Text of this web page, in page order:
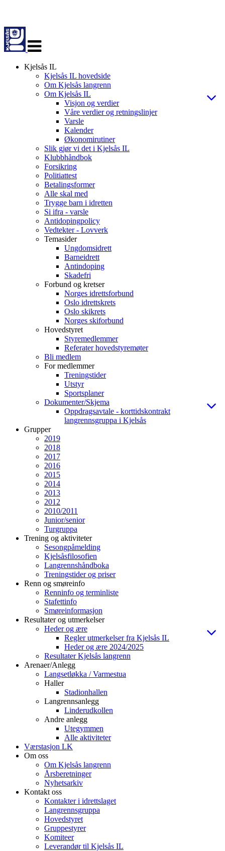
navigasjon
Kjelsås IL
Kjelsås IL hovedside
Om Kjelsås langrenn
Om Kjelsås IL
Visjon og verdier
Våre verdier og retningslinjer
Varsle
Kalender
Økonomirutiner
Slik gjør vi det i Kjelsås IL
Klubbhåndbok
Forsikring
Politiattest
Betalingsformer
Alle skal med
Trygge barn i idretten
Si ifra - varsle
Antidopingpolicy
Vedtekter - Lovverk
Temasider
Ungdomsidrett
Barneidrett
Antindoping
Skadefri
Forbund og kretser
Norges idrettsforbund
Oslo idrettskrets
Oslo skikrets
Norges skiforbund
Hovedstyret
Styremedlemmer
Referater hovedstyremøter
Bli medlem
For medlemmer
Treningstider
Utstyr
Sportsplaner
Dokumenter/Skjema
Oppdragsavtale - korttidskontrakt
langrennsgruppa i Kjelsås
Grupper
2019
2018
2017
2016
2015
2014
2013
2012
2010/2011
Junior/senior
Turgruppa
Trening og aktiviteter
Sesongpåmelding
Kjelsåsfilosofien
Langrennshåndboka
Treningstider og priser
Renn og smøreinfo
Renninfo og terminliste
Stafettinfo
Smøreinformasjon
Resultater og utmerkelser
Heder og ære
Regler utmerkelser fra Kjelsås IL
Heder og ære 2024/2025
Resultater Kjelsås langrenn
Arenaer/Anlegg
Langsetløkka / Varmestua
Haller
Stadionhallen
Langrennsanlegg
Linderudkollen
Andre anlegg
Utegymmen
Alle aktiviteter
Værstasjon LK
Om oss
Om Kjelsås langrenn
Årsberetninger
Nyhetsarkiv
Kontakt oss
Kontakter i idrettslaget
Langrennsgruppa
Hovedstyret
Gruppestyrer
Komiteer
Leverandør til Kjelsås IL